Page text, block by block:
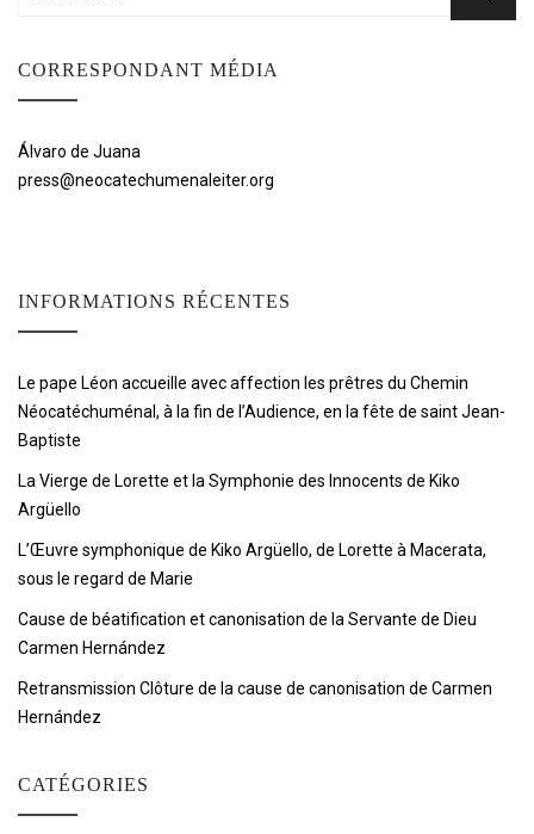
CORRESPONDANT MÉDIA
Álvaro de Juana
press@neocatechumenaleiter.org
INFORMATIONS RÉCENTES
Le pape Léon accueille avec affection les prêtres du Chemin
Néocatéchuménal, à la fin de l’Audience, en la fête de saint Jean-
Baptiste
La Vierge de Lorette et la Symphonie des Innocents de Kiko
Argüello
L’Œuvre symphonique de Kiko Argüello, de Lorette à Macerata,
sous le regard de Marie
Cause de béatification et canonisation de la Servante de Dieu
Carmen Hernández
Retransmission Clôture de la cause de canonisation de Carmen
Hernández
CATÉGORIES